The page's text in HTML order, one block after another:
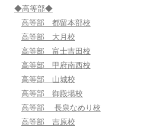
◆高等部◆
高等部 都留本部校
高等部 大月校
高等部 富士吉田校
高等部 甲府南西校
高等部 山城校
高等部 御殿場校
高等部 長泉なめり校
高等部 吉原校